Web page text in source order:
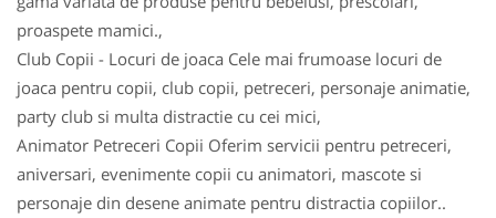
proaspete mamici.,
Club Copii - Locuri de joaca Cele mai frumoase locuri de
joaca pentru copii, club copii, petreceri, personaje animatie,
party club si multa distractie cu cei mici,
Animator Petreceri Copii Oferim servicii pentru petreceri,
aniversari, evenimente copii cu animatori, mascote si
personaje din desene animate pentru distractia copiilor..